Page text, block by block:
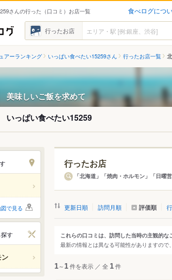
さんの行った（口コミ）お店一覧 食べログにつ
食べログ 行ったお店
アーランキング いっぱい食べたい15259さん 行ったお店一覧
美味しいご飯を求めて
いっぱい食べたい15259
エリアから探す
札幌市
旭川・富良野・士別
函館・松前・檜山
千歳・石狩・夕張・深川
で見る
す
ジャンルから探す
すべて レストラン
行ったお店
「北海道」「焼肉・ホルモン」「日曜
更新日順 訪問月順 評価順
これらの口コミは、訪問した当時の主観的な
最新の情報とは異なる可能性がありますので
1～1件を表示 ／ 全 1件